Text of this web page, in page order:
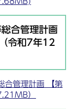
合管理計画
令和7年12
合管理計画 【第
）